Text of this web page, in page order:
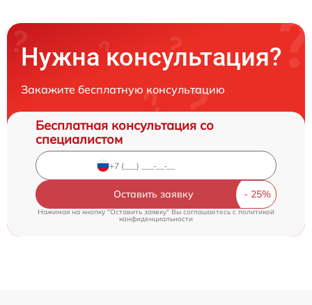
Нужна консультация?
Закажите бесплатную консультацию
Бесплатная консультация со
специалистом
Оставить заявку
Нажимая на кнопку "Оставить заявку" Вы соглашаетесь cполитикой
конфиденциальности